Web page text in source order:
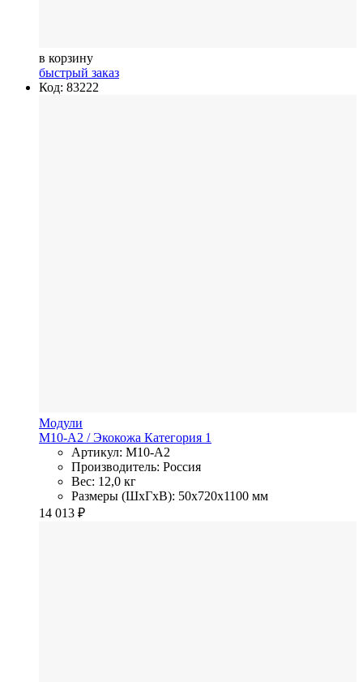
в корзину
быстрый заказ
Код: 83222
Модули
M10-A2 / Экокожа Категория 1
Артикул: M10-A2
Производитель: Россия
Вес: 12,0 кг
Размеры (ШхГхВ): 50x720x1100 мм
14 013 ₽